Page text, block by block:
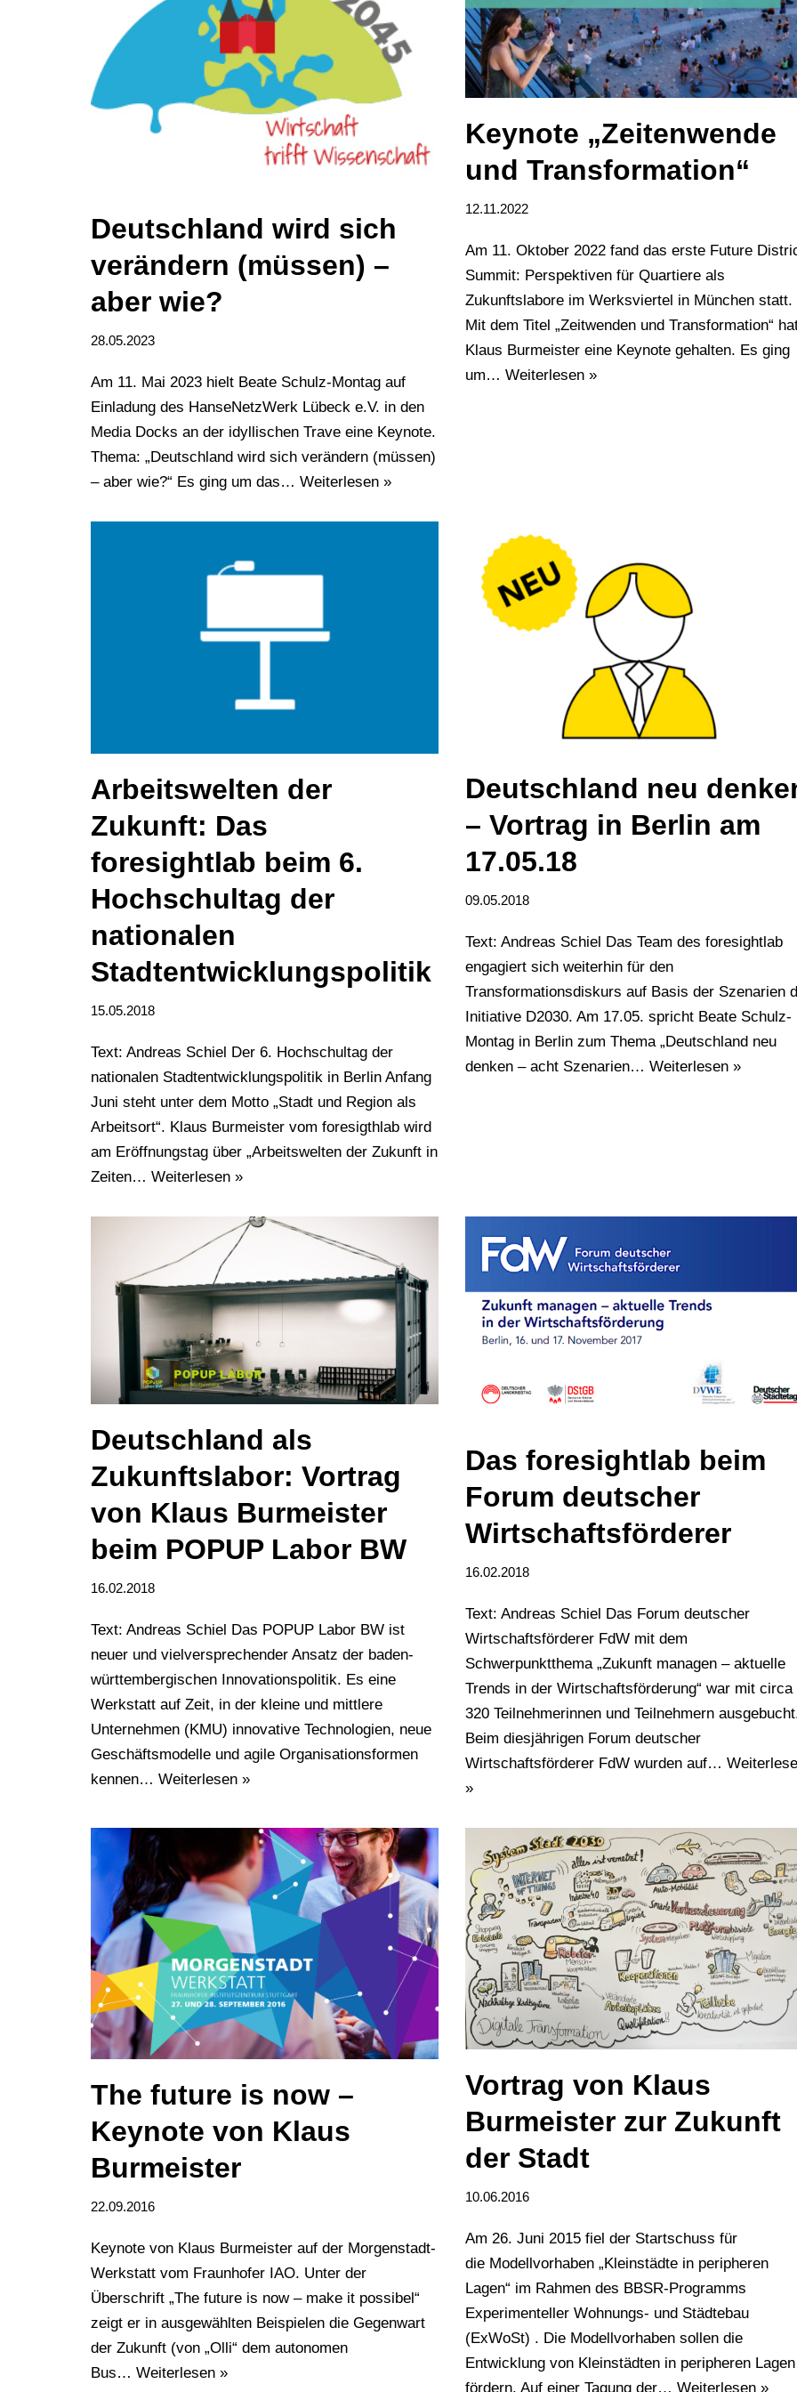
Deutschland wird sich
verändern (müssen) –
aber wie?
28.05.2023
Am 11. Mai 2023 hielt Beate Schulz-Montag auf
Einladung des HanseNetzWerk Lübeck e.V. in den
Media Docks an der idyllischen Trave eine Keynote.
Thema: „Deutschland wird sich verändern (müssen)
– aber wie?“ Es ging um das… Weiterlesen »
Keynote „Zeitenwende
und Transformation“
12.11.2022
Am 11. Oktober 2022 fand das erste Future
Summit: Perspektiven für Quartiere als
Zukunftslabore im Werksviertel in München statt.
Mit dem Titel „Zeitwenden und Transformation“
Klaus Burmeister eine Keynote gehalten. Es ging
um…Weiterlesen »
Arbeitswelten der
Zukunft: Das
foresightlab beim 6.
Hochschultag der
nationalen
Stadtentwicklungspolitik
15.05.2018
Text: Andreas Schiel Der 6. Hochschultag der
nationalen Stadtentwicklungspolitik in Berlin Anfang
Juni steht unter dem Motto „Stadt und Region als
Arbeitsort“. Klaus Burmeister vom foresigthlab wird
am Eröffnungstag über „Arbeitswelten der Zukunft in
Zeiten… Weiterlesen »
Deutschland neu
– Vortrag in Berlin am
17.05.18
09.05.2018
Text: Andreas Schiel Das Team des foresightlab
engagiert sich weiterhin für den
Transformationsdiskurs auf Basis der Szenarien
Initiative D2030. Am 17.05. spricht Beate Schulz-
Montag in Berlin zum Thema „Deutschland neu
denken – acht Szenarien…Weiterlesen »
Deutschland als
Zukunftslabor: Vortrag
von Klaus Burmeister
beim POPUP Labor BW
16.02.2018
Text: Andreas Schiel Das POPUP Labor BW ist
neuer und vielversprechender Ansatz der baden-
württembergischen Innovationspolitik. Es eine
Werkstatt auf Zeit, in der kleine und mittlere
Unternehmen (KMU) innovative Technologien, neue
Geschäftsmodelle und agile Organisationsformen
kennen… Weiterlesen »
Das foresightlab beim
Forum deutscher
Wirtschaftsförderer
16.02.2018
Text: Andreas Schiel Das Forum deutscher
Wirtschaftsförderer FdW mit dem
Schwerpunktthema „Zukunft managen – aktuelle
Trends in der Wirtschaftsförderung“ war mit circa
320 Teilnehmerinnen und Teilnehmern
Beim diesjährigen Forum deutscher
Wirtschaftsförderer FdW wurden auf…
»
The future is now –
Keynote von Klaus
Burmeister
22.09.2016
Keynote von Klaus Burmeister auf der Morgenstadt-
Werkstatt vom Fraunhofer IAO. Unter der
Überschrift „The future is now – make it possibel“
zeigt er in ausgewählten Beispielen die Gegenwart
der Zukunft (von „Olli“ dem autonomen
Bus… Weiterlesen »
Vortrag von Klaus
Burmeister zur Zukunft
der Stadt
10.06.2016
Am 26. Juni 2015 fiel der Startschuss für
die Modellvorhaben „Kleinstädte in peripheren
Lagen“ im Rahmen des BBSR-Programms
Experimenteller Wohnungs- und Städtebau
(ExWoSt) . Die Modellvorhaben sollen die
Entwicklung von Kleinstädten in peripheren Lagen
fördern. Auf einer Tagung der…Weiterlesen »